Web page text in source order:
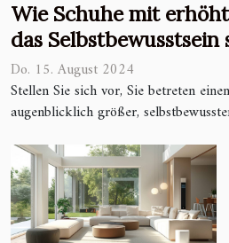
Wie Schuhe mit
das
Do. 15. August 2024
Stellen Sie sich vor, Sie betreten
augenblicklich größer,